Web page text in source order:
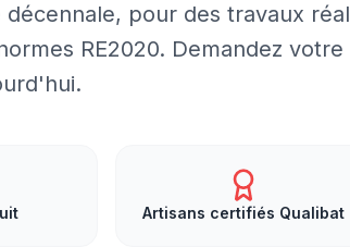
pour des travaux
RE2020. Demandez votre
Artisans certifiés Qualibat